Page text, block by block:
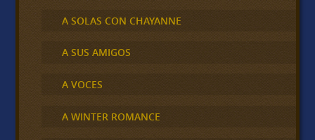
A SOLAS CON CHAYANNE
A SUS AMIGOS
A VOCES
A WINTER ROMANCE